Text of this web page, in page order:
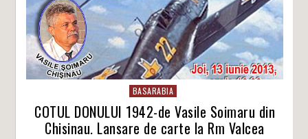
BASARABIA
COTUL DONULUI 1942-de Vasile Soimaru din
Chisinau. Lansare de carte la Rm Valcea